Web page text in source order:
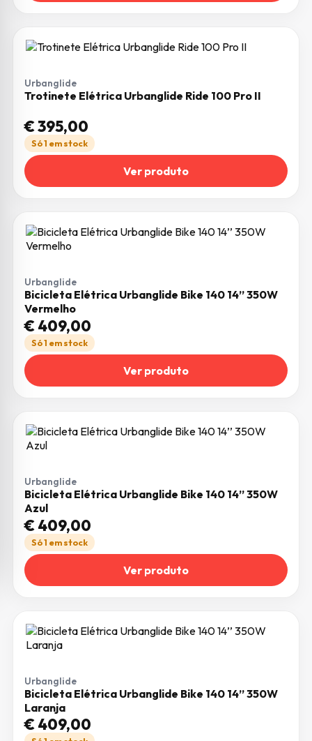
Urbanglide
Trotinete Elétrica Urbanglide Ride 100 Pro II
€395,00
Só 1 em stock
Ver produto
Urbanglide
Bicicleta Elétrica Urbanglide Bike 140 14’’ 350W
Vermelho
€409,00
Só 1 em stock
Ver produto
Urbanglide
Bicicleta Elétrica Urbanglide Bike 140 14’’ 350W
Azul
€409,00
Só 1 em stock
Ver produto
Urbanglide
Bicicleta Elétrica Urbanglide Bike 140 14’’ 350W
Laranja
€409,00